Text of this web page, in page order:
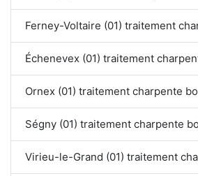
Ferney-Voltaire (01) traitement
Échenevex (01) traitement
Ornex (01) traitement charpente
Ségny (01) traitement charpente
Virieu-le-Grand (01) traitement